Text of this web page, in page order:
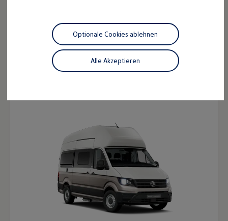
California App
California Lifestyle & Zubehör
Übernachten im California
Unternehmen
Karriere
Nachhaltigkeit
Natur
Events
Rückblick VW Bus Festival 2023
75 Jahre Bulli Jubiläum
Bulli Magazin
Fahrzeugabholung ab Werk
Der neue California
Ab 66.086,65 € inkl. MwSt.
Alle Akzeptieren
Optionale Cookies ablehnen